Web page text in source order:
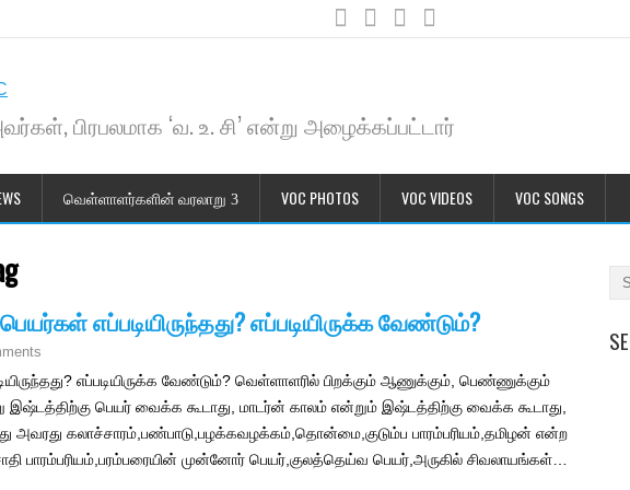
பிரபலமாக ‘வ. உ. சி’ என்று அழைக்கப்பட்டார்
வெள்ளாளர்களின் வரலாறு VOC PHOTOS VOC VIDEOS VOC SONGS
எப்படியிருந்தது? எப்படியிருக்க வேண்டும்?
எப்படியிருக்க வேண்டும்? வெள்ளாளரில் பிறக்கும் ஆணுக்கும், பெண்ணுக்கும்
இஷ்டத்திற்கு பெயர் வைக்க கூடாது, மாடர்ன் காலம் என்றும் இஷ்டத்திற்கு வைக்க கூடாது,
அவரது கலாச்சாரம்,பண்பாடு,பழக்கவழக்கம்,தொன்மை,குடும்ப பாரம்பரியம்,தமிழன் என்ற
பாரம்பரியம்,பரம்பரையின் முன்னோர் பெயர்,குலத்தெய்வ பெயர்,அருகில் சிவலாயங்கள்…